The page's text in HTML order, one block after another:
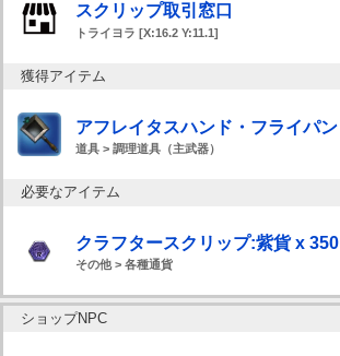
スクリップ取引窓口
トライヨラ [X:16.2 Y:11.1]
獲得アイテム
アフレイタスハンド・フライパン
道具 > 調理道具（主武器）
必要なアイテム
クラフタースクリップ:紫貨 x 350
その他 > 各種通貨
ショップNPC